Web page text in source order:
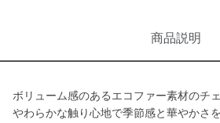
商品説明
ボリューム感のあるエコファー素材のチ
やわらかな触り心地で季節感と華やかさ